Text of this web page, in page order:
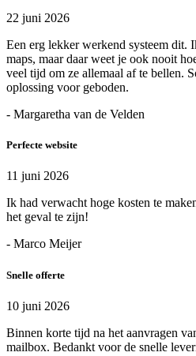
22 juni 2026
Een erg lekker werkend systeem dit.
maps, maar daar weet je ook nooit
veel tijd om ze allemaal af te bellen.
oplossing voor geboden.
- Margaretha van de Velden
Perfecte website
11 juni 2026
Ik had verwacht hoge kosten te
het geval te zijn!
- Marco Meijer
Snelle offerte
10 juni 2026
Binnen korte tijd na het aanvragen
mailbox. Bedankt voor de snelle